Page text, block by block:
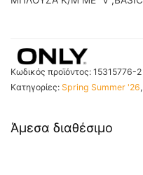
Κωδικός προϊόντος: 15315776-2
Κατηγορίες: Spring Summer '26,
Άμεσα διαθέσιμο